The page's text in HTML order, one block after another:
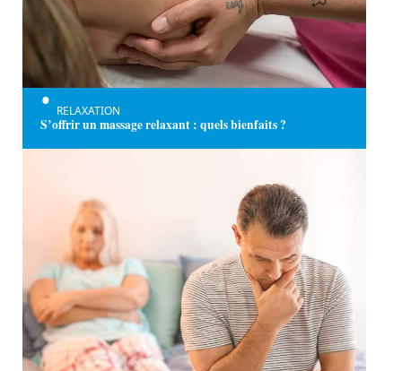
RELAXATION
S’offrir un massage relaxant : quels bienfaits ?